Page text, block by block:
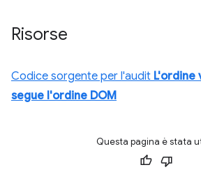
Risorse
Codice sorgente per l'audit L'ordine
segue l'ordine DOM
Questa pagina è stata